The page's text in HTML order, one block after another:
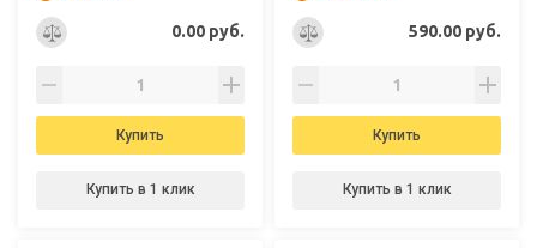
0.00 руб.
Купить
Купить в 1 клик
590.00 руб.
Купить
Купить в 1 клик